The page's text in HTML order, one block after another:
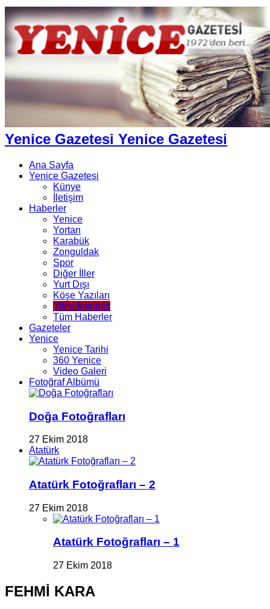
Yenice Gazetesi Yenice Gazetesi
Ana Sayfa
Yenice Gazetesi
Künye
İletişim
Haberler
Yenice
Yortan
Karabük
Zonguldak
Spor
Diğer İller
Yurt Dışı
Köşe Yazıları
Yitirdiklerimiz
Tüm Haberler
Gazeteler
Yenice
Yenice Tarihi
360 Yenice
Video Galeri
Fotoğraf Albümü
Doğa Fotoğrafları
27 Ekim 2018
Atatürk
Atatürk Fotoğrafları – 2
27 Ekim 2018
Atatürk Fotoğrafları – 1
27 Ekim 2018
FEHMİ KARA